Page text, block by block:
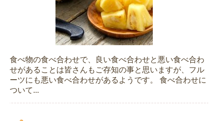
食べ物の食べ合わせで、良い食べ合わせと悪い食べ合わ
せがあることは皆さんもご存知の事と思いますが、フル
ーツにも悪い食べ合わせがあるようです。 食べ合わせに
ついて...